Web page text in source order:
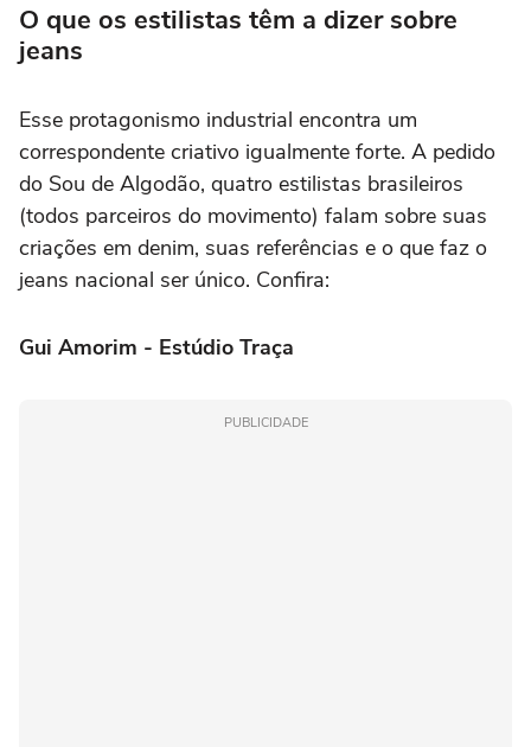
O que os estilistas têm a dizer sobre
jeans
Esse protagonismo industrial encontra um
correspondente criativo igualmente forte. A pedido
do Sou de Algodão, quatro estilistas brasileiros
(todos parceiros do movimento) falam sobre suas
criações em denim, suas referências e o que faz o
jeans nacional ser único. Confira:
Gui Amorim - Estúdio Traça
PUBLICIDADE